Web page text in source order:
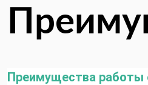
Преимущества работы